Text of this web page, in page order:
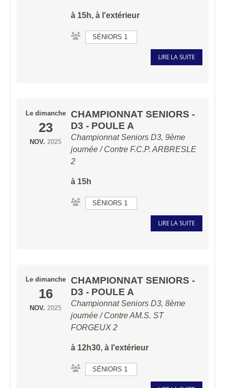
à 15h, à l'extérieur
SÉNIORS 1
LIRE LA SUITE
Le dimanche
23
NOV. 2025
CHAMPIONNAT SENIORS -
D3 - POULE A
Championnat Seniors D3, 9ème
journée / Contre F.C.P. ARBRESLE
2
à 15h
SÉNIORS 1
LIRE LA SUITE
Le dimanche
16
NOV. 2025
CHAMPIONNAT SENIORS -
D3 - POULE A
Championnat Seniors D3, 8ème
journée / ContreAM.S. ST
FORGEUX 2
à 12h30, à l'extérieur
SÉNIORS 1